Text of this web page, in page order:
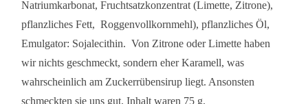
Natriumkarbonat, Fruchtsatzkonzentrat (Limette, Zitrone),
pflanzliches Fett, Roggenvollkornmehl), pflanzliches Öl,
Emulgator: Sojalecithin. Von Zitrone oder Limette haben
wir nichts geschmeckt, sondern eher Karamell, was
wahrscheinlich am Zuckerrübensirup liegt. Ansonsten
schmeckten sie uns gut. Inhalt waren 75 g.